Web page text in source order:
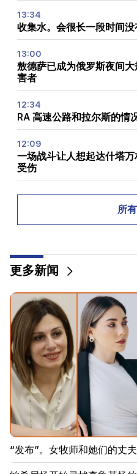
13:34
收集水。会很长一段时间没
13:00
敖德萨已成为俄罗斯夜间
害者
12:34
RA 高速公路和拉尔斯的情
12:09
一场战斗让人想起达什塔
受伤
12:00
11年没有剪头发了。印度
科学家发现一种蘑菇可以
觉
11:00
不是代替老师。机器人在
10:34
科学家发现鸣禽人类语言
10:00
最罕见的景象：无人机在
诞生（视频）
01:49
Argam Abrahamyan 被拘
00:17
所
更多新闻
“发布”。女牧师和她们的丈